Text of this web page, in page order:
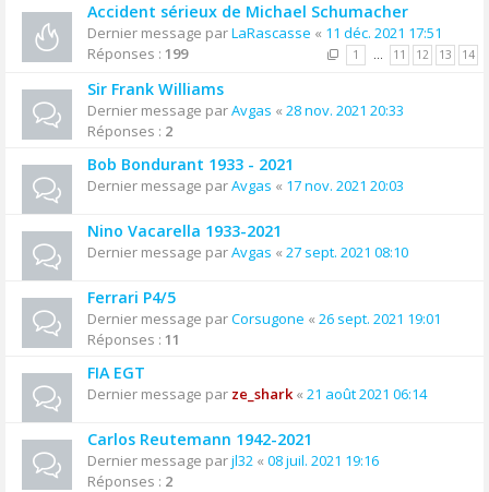
Accident sérieux de Michael Schumacher
Dernier message parLaRascasse « 11 déc. 2021 17:51
Réponses : 199 1 … 11 12 13 14
Sir Frank Williams
Dernier message parAvgas « 28 nov. 2021 20:33
Réponses : 2
Bob Bondurant 1933 - 2021
Dernier message parAvgas « 17 nov. 2021 20:03
Nino Vacarella 1933-2021
Dernier message parAvgas « 27 sept. 2021 08:10
Ferrari P4/5
Dernier message parCorsugone « 26 sept. 2021 19:01
Réponses : 11
FIA EGT
Dernier message par ze_shark« 21 août 2021 06:14
Carlos Reutemann 1942-2021
Dernier message parjl32 « 08 juil. 2021 19:16
Réponses : 2